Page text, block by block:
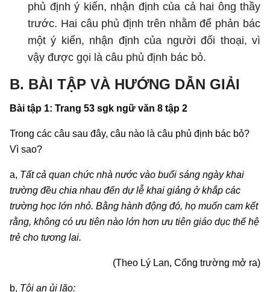
phủ định ý kiến, nhận định của cả hai ông thầy
trước. Hai câu phủ định trên nhằm để phản bác
một ý kiến, nhận định của người đối thoại, vì
vậy được gọi là câu phủ định bác bỏ.
B. BÀI TẬP VÀ HƯỚNG DẪN GIẢI
Bài tập 1: Trang 53 sgk ngữ văn 8 tập 2
Trong các câu sau đây, câu nào là câu phủ định bác bỏ?
Vì sao?
a, Tất cả quan chức nhà nước vào buổi sáng ngày khai
trường đều chia nhau đến dự lễ khai giảng ở khắp các
trường học lớn nhỏ. Bằng hành động đó, họ muốn cam kết
rằng, không có ưu tiên nào lớn hơn ưu tiên giáo dục thế hệ
trẻ cho tương lai.
(Theo Lý Lan, Cổng trường mở ra)
b, Tôi an ủi lão: